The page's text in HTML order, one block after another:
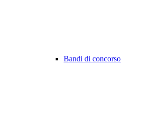
Bandi di concorso